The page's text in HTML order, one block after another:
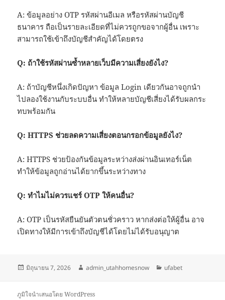
A: ข้อมูลอย่าง OTP รหัสผ่านอีเมล หรือรหัสผ่านบัญชี
ธนาคาร ถือเป็นรายละเอียดที่ไม่ควรถูกขอจากผู้อื่น เพราะ
สามารถใช้เข้าถึงบัญชีสำคัญได้โดยตรง
Q: ถ้าใช้รหัสผ่านซ้ำหลายเว็บมีความเสี่ยงยังไง?
A: ถ้าบัญชีหนึ่งเกิดปัญหา ข้อมูล Login เดียวกันอาจถูกนำ
ไปลองใช้งานกับระบบอื่น ทำให้หลายบัญชีเสี่ยงได้รับผลกระ
ทบพร้อมกัน
Q: HTTPS ช่วยลดความเสี่ยงตอนกรอกข้อมูลยังไง?
A: HTTPS ช่วยป้องกันข้อมูลระหว่างส่งผ่านอินเทอร์เน็ต
ทำให้ข้อมูลถูกอ่านได้ยากขึ้นระหว่างทาง
Q: ทำไมไม่ควรแชร์ OTP ให้คนอื่น?
A: OTP เป็นรหัสยืนยันตัวตนชั่วคราว หากส่งต่อให้ผู้อื่น อาจ
เปิดทางให้มีการเข้าถึงบัญชีได้โดยไม่ได้รับอนุญาต
เขียน
มิถุนายน 7, 2026
ผู้
admin_utahhomesnow
หมวด
ufabet
ภูมิใจนำเสนอโดย WordPress